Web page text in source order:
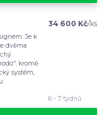
Je k
dvěma
kromě
systém,
34 600 Kč/ks
6 - 7 týdnů